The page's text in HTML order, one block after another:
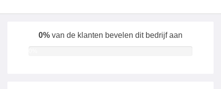
0% van de klanten bevelen dit bedrijf aan